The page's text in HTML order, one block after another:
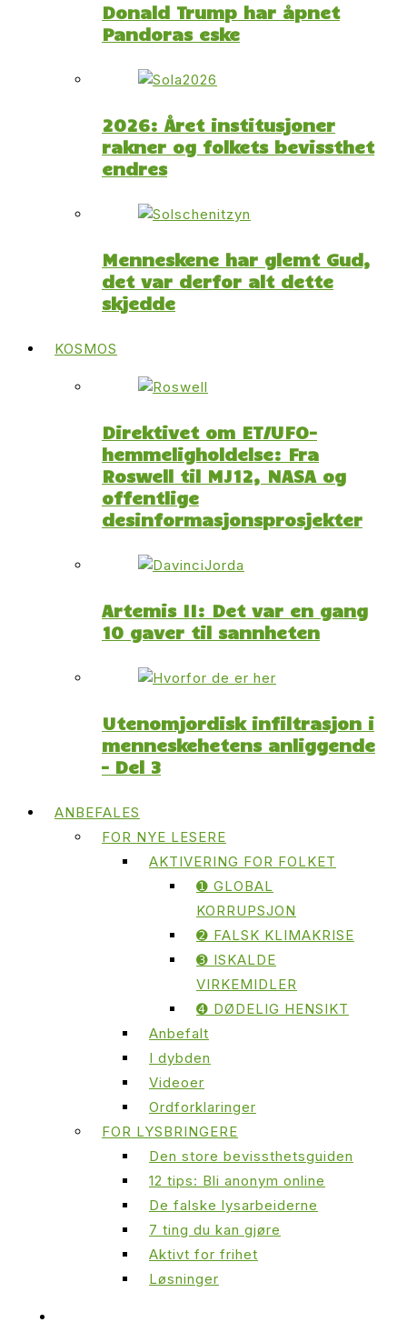
Donald Trump har åpnet
Pandoras eske
2026: Året institusjoner
rakner og folkets bevissthet
endres
Menneskene har glemt Gud,
det var derfor alt dette
skjedde
KOSMOS
Direktivet om ET/UFO-
hemmeligholdelse: Fra
Roswell til MJ12, NASA og
offentlige
desinformasjonsprosjekter
Artemis II: Det var en gang
10 gaver til sannheten
Utenomjordisk infiltrasjon i
menneskehetens anliggende
– Del 3
ANBEFALES
FOR NYE LESERE
AKTIVERING FOR FOLKET
➊ GLOBAL
KORRUPSJON
➋ FALSK KLIMAKRISE
➌ ISKALDE
VIRKEMIDLER
➍ DØDELIG HENSIKT
Anbefalt
I dybden
Videoer
Ordforklaringer
FOR LYSBRINGERE
Den store bevissthetsguiden
12 tips: Bli anonym online
De falske lysarbeiderne
7 ting du kan gjøre
Aktivt for frihet
Løsninger